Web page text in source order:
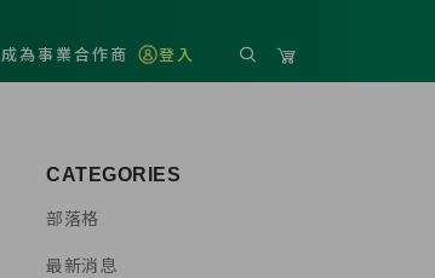
成為事業合作商 登入
CATEGORIES
部落格
最新消息